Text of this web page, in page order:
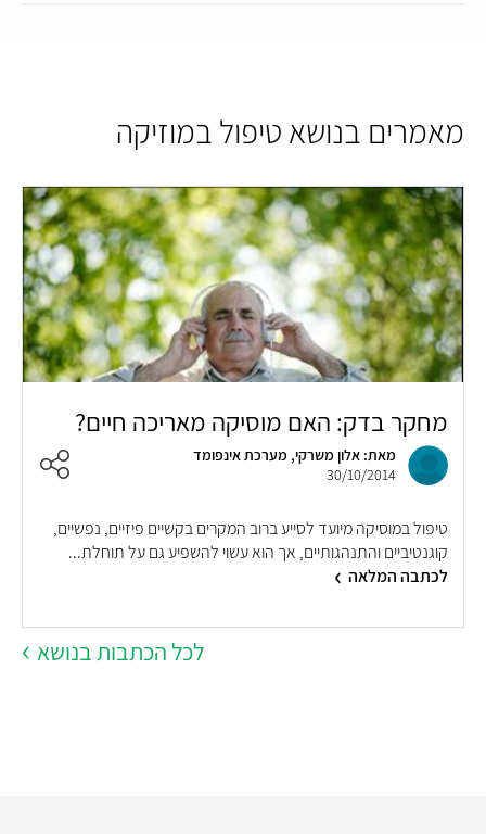
מאמרים בנושא טיפול במוזיקה
מחקר בדק: האם מוסיקה מאריכה חיים?
מאת: אלון משרקי, מערכת אינפומד
30/10/2014
טיפול במוסיקה מיועד לסייע ברוב המקרים בקשיים פיזיים, נפשיים,
קוגנטיביים והתנהגותיים, אך הוא עשוי להשפיע גם על תוחלת...
לכתבה המלאה
לכל הכתבות בנושא